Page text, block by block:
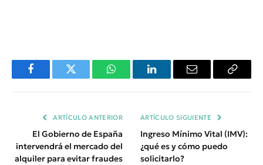
FacebookTwitter WhatsAppLinkedInEmail
Copiar
ARTÍCULO ANTERIOR
El Gobierno de España
intervendrá el mercado del
alquiler para evitar fraudes
ARTÍCULO SIGUIENTE
Ingreso Mínimo Vital (IMV):
¿qué es y cómo puedo
solicitarlo?